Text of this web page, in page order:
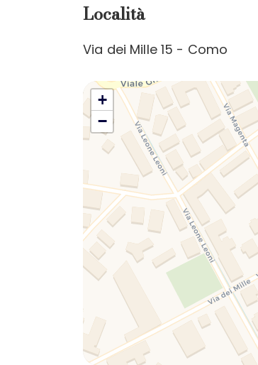
Località
Via dei Mille 15 - Como
+
−